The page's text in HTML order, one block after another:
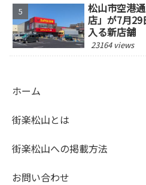
松山市空港
店」が7月29
入る新店舗
23164 views
ホーム
街楽松山とは
街楽松山への掲載方法
お問い合わせ